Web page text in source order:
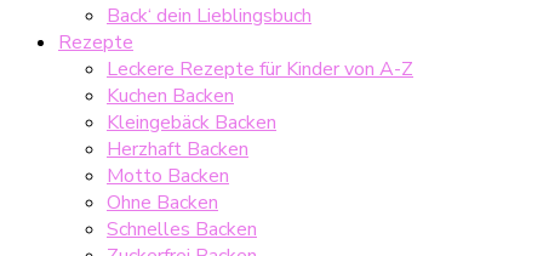
Back‘ dein Lieblingsbuch
Rezepte
Leckere Rezepte für Kinder von A-Z
Kuchen Backen
Kleingebäck Backen
Herzhaft Backen
Motto Backen
Ohne Backen
Schnelles Backen